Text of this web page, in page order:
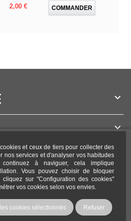
et ceux de tiers pour collecter des
nos services et d'analyser vos habitudes
à naviguer, cela implique
Vous pouvez choisir de bloquer
sur "Configuration des cookies"
vos cookies selon vos envies.
cookies sélectionnés Refuser
Prix
2,00 € COMMANDER